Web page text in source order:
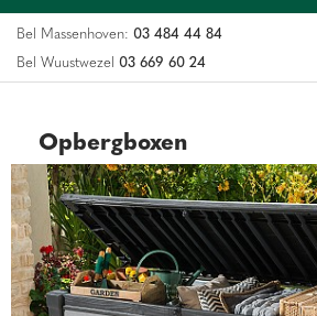
n
n
Bel Massenhoven: 03 484 44 84
Bel Wuustwezel 03 669 60 24
Opbergboxen